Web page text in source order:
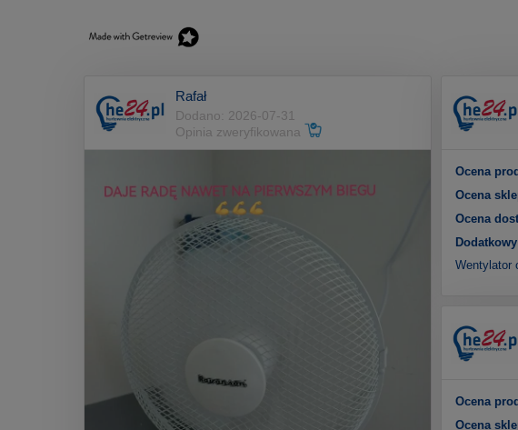
Rafał
Dodano: 2026-07-31
Opinia zweryfikowana
Ocena
Ocena
Ocena
Wentylator
Ocena
Ocena